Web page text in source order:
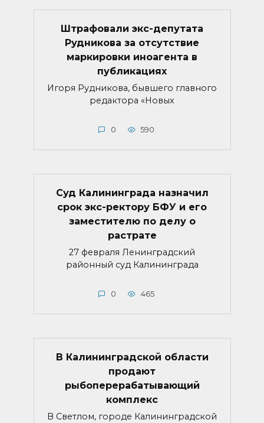
Штрафовали экс-депутата
Рудникова за отсутствие
маркировки иноагента в
публикациях
Игоря Рудникова, бывшего главного
редактора «Новых
0 590
Суд Калининграда назначил
срок экс-ректору БФУ и его
заместителю по делу о
растрате
27 февраля Ленинградский
районный суд Калининграда
0 465
В Калининградской области
продают
рыбоперерабатывающий
комплекс
В Светлом, городе Калининградской